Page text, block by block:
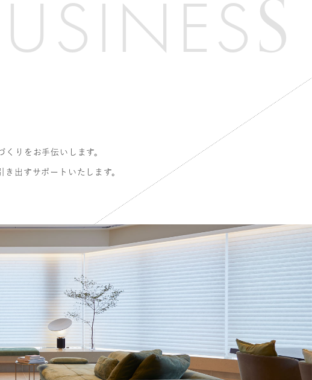
USINESS
りをお手伝いします。
出すサポートいたします。